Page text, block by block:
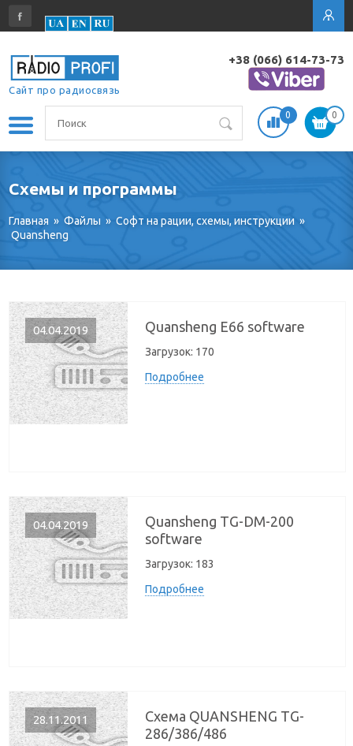
Сайт про радиосвязь
+38 (066) 614-73-73
0 0
Схемы и программы
Главная » Файлы » Софт на рации, схемы, инструкции »
Quansheng
04.04.2019 Quansheng E66 software
Загрузок: 170
Подробнее
04.04.2019
Quansheng TG-DM-200
software
Загрузок: 183
Подробнее
28.11.2011
Схема QUANSHENG TG-
286/386/486